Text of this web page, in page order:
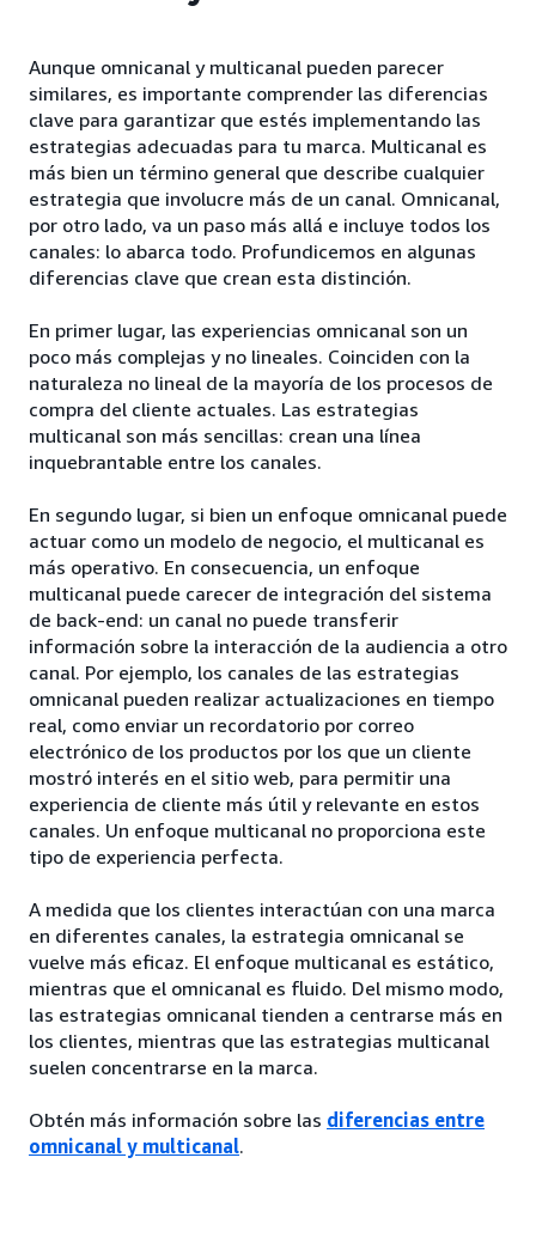
Aunque omnicanal y multicanal pueden parecer
similares, es importante comprender las diferencias
clave para garantizar que estés implementando las
estrategias adecuadas para tu marca. Multicanal es
más bien un término general que describe cualquier
estrategia que involucre más de un canal. Omnicanal,
por otro lado, va un paso más allá e incluye todos los
canales: lo abarca todo. Profundicemos en algunas
diferencias clave que crean esta distinción.
En primer lugar, las experiencias omnicanal son un
poco más complejas y no lineales. Coinciden con la
naturaleza no lineal de la mayoría de los procesos de
compra del cliente actuales. Las estrategias
multicanal son más sencillas: crean una línea
inquebrantable entre los canales.
En segundo lugar, si bien un enfoque omnicanal puede
actuar como un modelo de negocio, el multicanal es
más operativo. En consecuencia, un enfoque
multicanal puede carecer de integración del sistema
de back-end: un canal no puede transferir
información sobre la interacción de la audiencia a otro
canal. Por ejemplo, los canales de las estrategias
omnicanal pueden realizar actualizaciones en tiempo
real, como enviar un recordatorio por correo
electrónico de los productos por los que un cliente
mostró interés en el sitio web, para permitir una
experiencia de cliente más útil y relevante en estos
canales. Un enfoque multicanal no proporciona este
tipo de experiencia perfecta.
A medida que los clientes interactúan con una marca
en diferentes canales, la estrategia omnicanal se
vuelve más eficaz. El enfoque multicanal es estático,
mientras que el omnicanal es fluido. Del mismo modo,
las estrategias omnicanal tienden a centrarse más en
los clientes, mientras que las estrategias multicanal
suelen concentrarse en la marca.
Obtén más información sobre las diferencias entre
omnicanal y multicanal.